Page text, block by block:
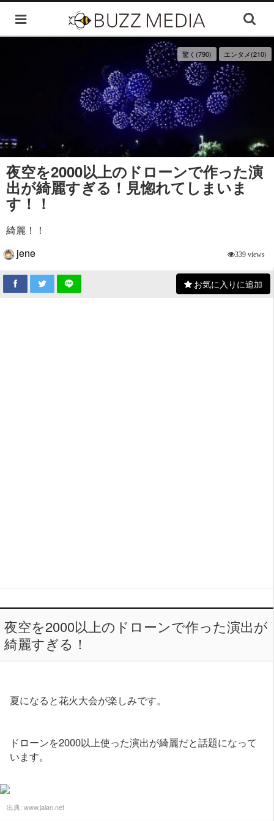
驚く(790) エンタメ(210)
夜空を2000以上のドローンで作った演
出が綺麗すぎる！見惚れてしまいま
す！！
綺麗！！
jene
339 views
お気に入りに追加
夜空を2000以上のドローンで作った演出が
綺麗すぎる！
夏になると花火大会が楽しみです。
ドローンを2000以上使った演出が綺麗だと話題になって
います。
出典: www.jalan.net